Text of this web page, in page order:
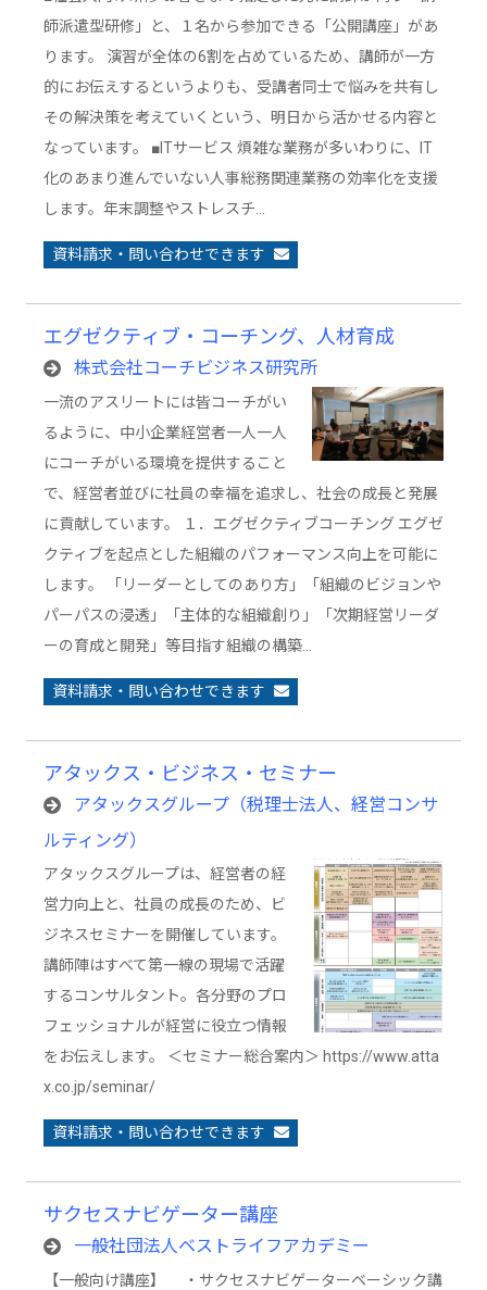
師派遣型研修」と、１名から参加できる「公開講座」があ
ります。 演習が全体の6割を占めているため、講師が一方
的にお伝えするというよりも、受講者同士で悩みを共有し
その解決策を考えていくという、明日から活かせる内容と
なっています。 ■ITサービス 煩雑な業務が多いわりに、IT
化のあまり進んでいない人事総務関連業務の効率化を支援
します。年末調整やストレスチ…
資料請求・問い合わせできます
エグゼクティブ・コーチング、人材育成
株式会社コーチビジネス研究所
一流のアスリートには皆コーチがい
るように、中小企業経営者一人一人
にコーチがいる環境を提供すること
で、経営者並びに社員の幸福を追求し、社会の成長と発展
に貢献しています。 １．エグゼクティブコーチング エグゼ
クティブを起点とした組織のパフォーマンス向上を可能に
します。 「リーダーとしてのあり方」「組織のビジョンや
パーパスの浸透」「主体的な組織創り」「次期経営リーダ
ーの育成と開発」等目指す組織の構築…
資料請求・問い合わせできます
アタックス・ビジネス・セミナー
アタックスグループ（税理士法人、経営コンサ
ルティング）
アタックスグループは、経営者の経
営力向上と、社員の成長のため、ビ
ジネスセミナーを開催しています。
講師陣はすべて第一線の現場で活躍
するコンサルタント。各分野のプロ
フェッショナルが経営に役立つ情報
をお伝えします。 ＜セミナー総合案内＞ https://www.atta
x.co.jp/seminar/
資料請求・問い合わせできます
サクセスナビゲーター講座
一般社団法人ベストライフアカデミー
【一般向け講座】 ・サクセスナビゲーターベーシック講